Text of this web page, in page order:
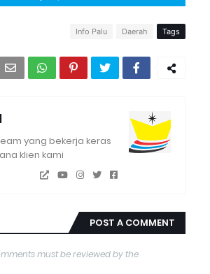
Tags
Daerah
Info Palu
yang bekerja keras
klien kami
POST A COMMENT
must be reviewed by the